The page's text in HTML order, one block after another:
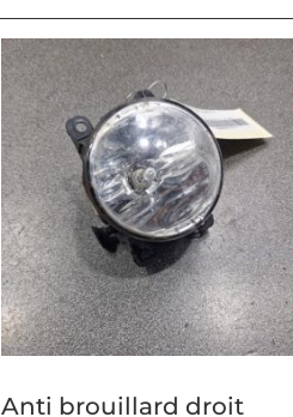
Anti brouillard droit